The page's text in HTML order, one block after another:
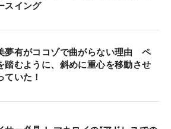
スイング
夢有がココゾで曲がらない理由 ペ
踏むように、斜めに重心を移動させ
ていた！